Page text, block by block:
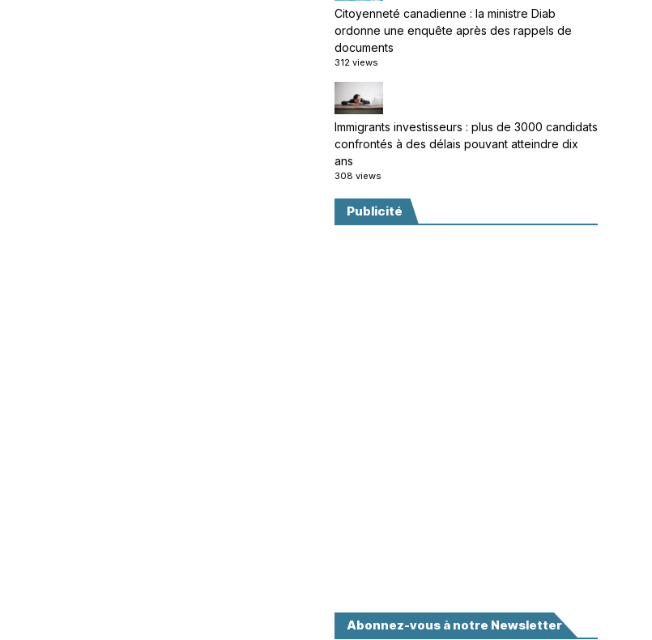
Citoyenneté canadienne : la ministre Diab
ordonne une enquête après des rappels de
documents
312 views
Immigrants investisseurs : plus de 3000 candidats
confrontés à des délais pouvant atteindre dix
ans
308 views
Publicité
Abonnez-vous à notre Newsletter